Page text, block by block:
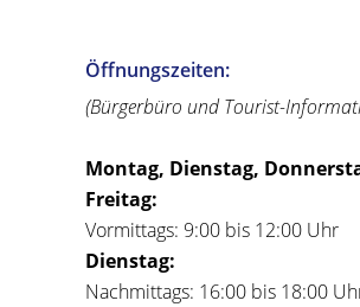
Öffnungszeiten:
(Bürgerbüro und Tourist-
Montag, Dienstag,
Freitag:
Vormittags: 9:00 bis 12:00 Uhr
Dienstag:
Nachmittags: 16:00 bis 18:00